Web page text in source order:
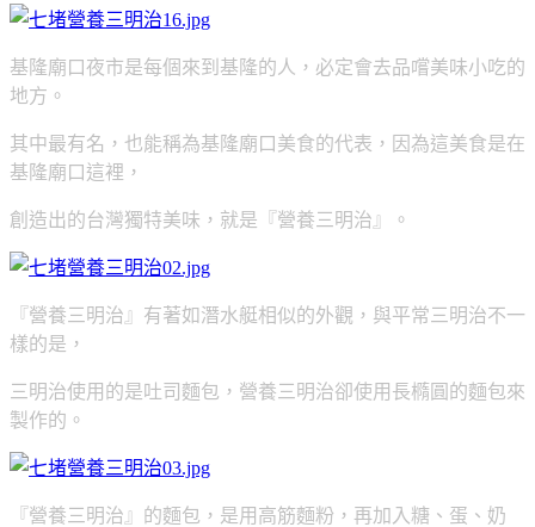
基隆廟口夜市是每個來到基隆的人，必定會去品嚐美味小吃的
地方。
其中最有名，也能稱為基隆廟口美食的代表， 因為這美食是在
基隆廟口這裡，
創造出的台灣獨特美味，就是『營養三明治』。
『營養三明治』有著如潛水艇相似的外觀，與平常三明治不一
樣的是，
三明治使用的是吐司麵包，營養三明治卻使用長橢圓的麵包來
製作的。
『營養三明治』的麵包，是用高筋麵粉，再加入糖、蛋、奶